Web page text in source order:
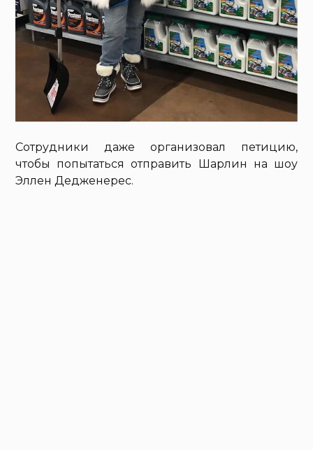
Сотрудники даже организовал петицию,
чтобы попытаться отправить Шарлин на шоу
Эллен Дедженерес.